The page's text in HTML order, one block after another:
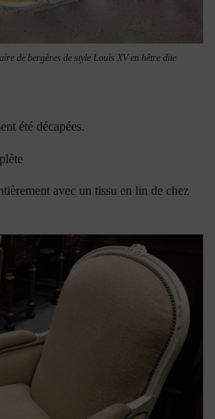
de bergères de style Louis XV en hêtre dite
été décapées.
avec un tissu en lin de chez